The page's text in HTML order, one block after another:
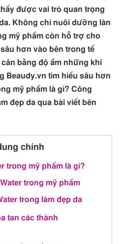
được vai trò quan trọng
Không chỉ nuôi dưỡng làn
mỹ phẩm còn hỗ trợ cho
hơn vào bên trong tế
cân bằng độ ẩm những khi
Beaudy.vn tìm hiểu sâu hơn
mỹ phẩm là gì? Công
đẹp da qua bài viết bên
chính
trong mỹ phẩm là gì?
trong mỹ phẩm
trong làm đẹp da
tan các thành